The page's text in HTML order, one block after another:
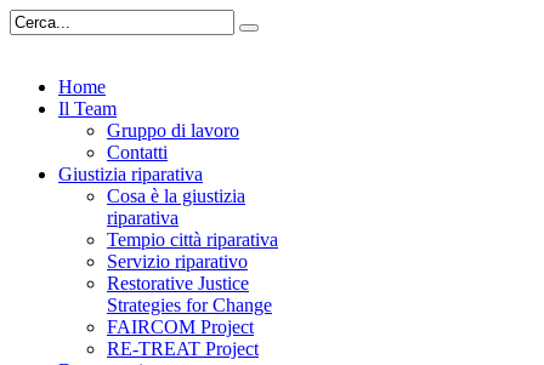
Home
Il Team
Gruppo di lavoro
Contatti
Giustizia riparativa
Cosa è la giustizia
riparativa
Tempio città riparativa
Servizio riparativo
Restorative Justice
Strategies for Change
FAIRCOM Project
RE-TREAT Project